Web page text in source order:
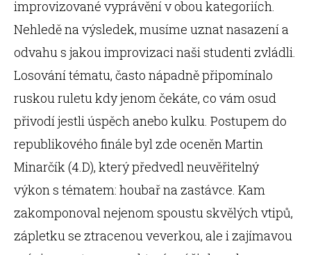
improvizované vyprávění v obou kategoriích.
Nehledě na výsledek, musíme uznat nasazení a
odvahu s jakou improvizaci naši studenti zvládli.
Losování tématu, často nápadně připomínalo
ruskou ruletu kdy jenom čekáte, co vám osud
přivodí jestli úspěch anebo kulku. Postupem do
republikového finále byl zde oceněn Martin
Minarčík (4.D), který předvedl neuvěřitelný
výkon s tématem: houbař na zastávce. Kam
zakomponoval nejenom spoustu skvělých vtipů,
zápletku se ztracenou veverkou, ale i zajímavou